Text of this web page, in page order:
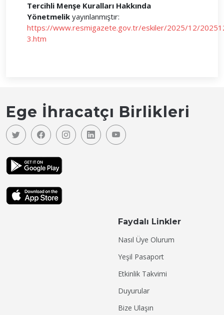
Tercihli Menşe Kuralları Hakkında
Yönetmelik yayınlanmıştır:
https://www.resmigazete.gov.tr/eskiler/2025/12/
3.htm
Ege İhracatçı Birlikleri
Faydalı Linkler
Nasıl Üye Olurum
Yeşil Pasaport
Etkinlik Takvimi
Duyurular
Bize Ulaşın